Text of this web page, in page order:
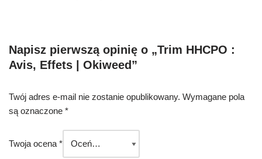
Napisz pierwszą opinię o „Trim HHCPO :
Avis, Effets | Okiweed”
Twój adres e-mail nie zostanie opublikowany. Wymagane pola
są oznaczone *
Twoja ocena *